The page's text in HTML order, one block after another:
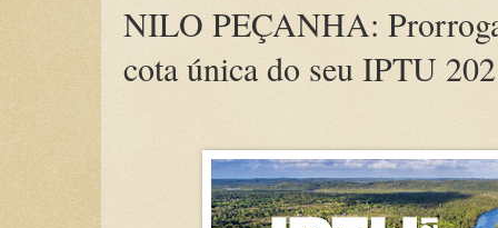
NILO PEÇANHA:
cota única do seu IPTU